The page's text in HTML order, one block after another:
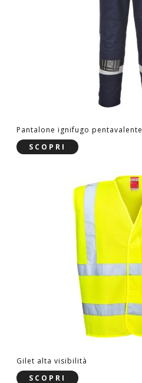
Pantalone ignifugo pentavalente
SCOPRI
Gilet alta visibilità
SCOPRI